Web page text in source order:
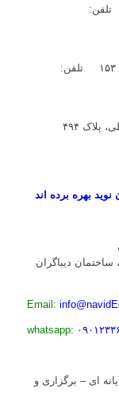
بلوار چمران، کوچه ۳، پلاک ۲۲۹ تلفن:
نشانی: خیابان ملاصدرا، ابتدای خیابان معدل پلاک ۱۵۳ تلفن:
نشانی: شیراز، خیابان ملاصدرا، ابتدای خیابان خلیلی، پلاک ۴۹۴
بهره برده اند
دیباگران
Email:
whatsapp:
ای – برگزاری و